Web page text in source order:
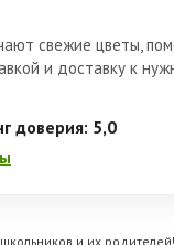
свежие цветы,
и доставку к
доверия: 5,0
и их